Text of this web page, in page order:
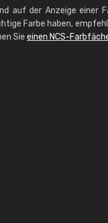
auf der Anzeige einer
Farbe haben,
Sie einen NCS-